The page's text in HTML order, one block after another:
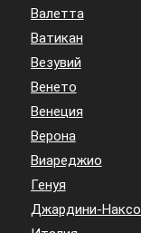
Валетта
Ватикан
Везувий
Венето
Венеция
Верона
Виареджио
Генуя
Джардини-